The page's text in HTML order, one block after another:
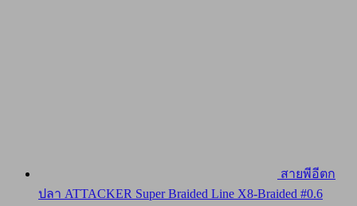
สายพีอีตก
ปลา ATTACKER Super Braided Line X8-Braided #0.6